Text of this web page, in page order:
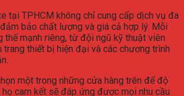
tại TPHCM không chỉ cung cấp dịch vụ đa
bảo chất lượng và giá cả hợp lý. Mỗi
thế mạnh riêng, từ đội ngũ kỹ thuật viên
trang thiết bị hiện đại và các chương trình
một trong những cửa hàng trên để độ
họ cam kết sẽ đáp ứng được mọi nhu cầu